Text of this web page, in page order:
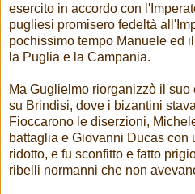
esercito in accordo con
pugliesi promisero fedeltà
pochissimo tempo Manuele ed
la Puglia e la Campania.
Ma Guglielmo riorganizzò il
su Brindisi, dove i bizantini
Fioccarono le diserzioni,
battaglia e Giovanni Ducas con
ridotto, e fu sconfitto e fatto
ribelli normanni che non